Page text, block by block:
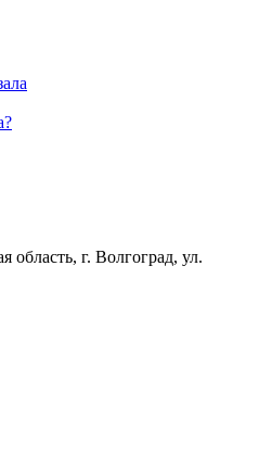
область, г. Волгоград, ул.